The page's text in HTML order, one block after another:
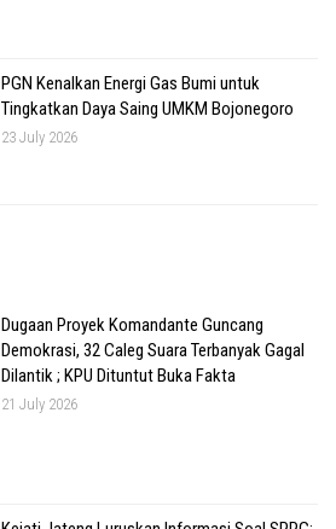
PGN Kenalkan Energi Gas Bumi untuk
Tingkatkan Daya Saing UMKM Bojonegoro
23 July 2026
Dugaan Proyek Komandante Guncang
Demokrasi, 32 Caleg Suara Terbanyak Gagal
Dilantik ; KPU Dituntut Buka Fakta
21 July 2026